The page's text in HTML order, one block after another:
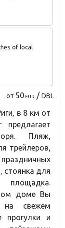
of local
от 50 EUR /DBL
в 8 км от
предлагает
Пляж,
трейлеров,
праздничных
стоянка для
площадка.
доме Вы
на свежем
прогулки и